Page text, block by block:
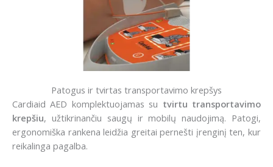
Patogus ir tvirtas transportavimo krepšys
Cardiaid AED komplektuojamas su tvirtu transportavimo
krepšiu, užtikrinančiu saugų ir mobilų naudojimą. Patogi,
ergonomiška rankena leidžia greitai pernešti įrenginį ten, kur
reikalinga pagalba.